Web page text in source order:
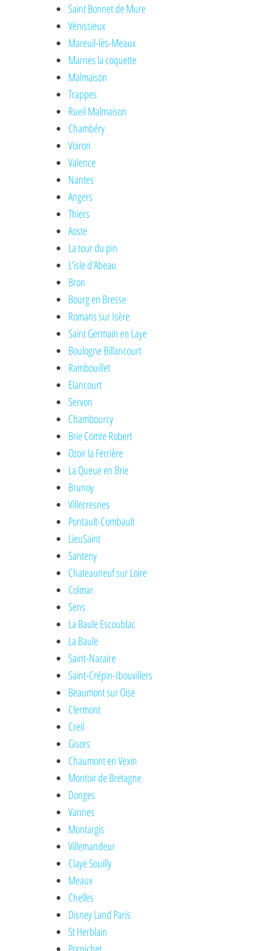
Saint Bonnet de Mure
Vénissieux
Mareuil-lès-Meaux
Marnes la coquette
Malmaison
Trappes
Rueil Malmaison
Chambéry
Voiron
Valence
Nantes
Angers
Thiers
Aoste
La tour du pin
L'isle d'Abeau
Bron
Bourg en Bresse
Romans sur Isère
Saint Germain en Laye
Boulogne Billancourt
Rambouillet
Elancourt
Servon
Chambourcy
Brie Comte Robert
Ozoir la Ferrière
La Queue en Brie
Brunoy
Villecresnes
Pontault-Combault
LieuSaint
Santeny
Chateauneuf sur Loire
Colmar
Sens
La Baule Escoublac
La Baule
Saint-Nazaire
Saint-Crépin-Ibouvillers
Beaumont sur Oise
Clermont
Creil
Gisors
Chaumont en Vexin
Montoir de Bretagne
Donges
Vannes
Montargis
Villemandeur
Claye Souilly
Meaux
Chelles
Disney Land Paris
St Herblain